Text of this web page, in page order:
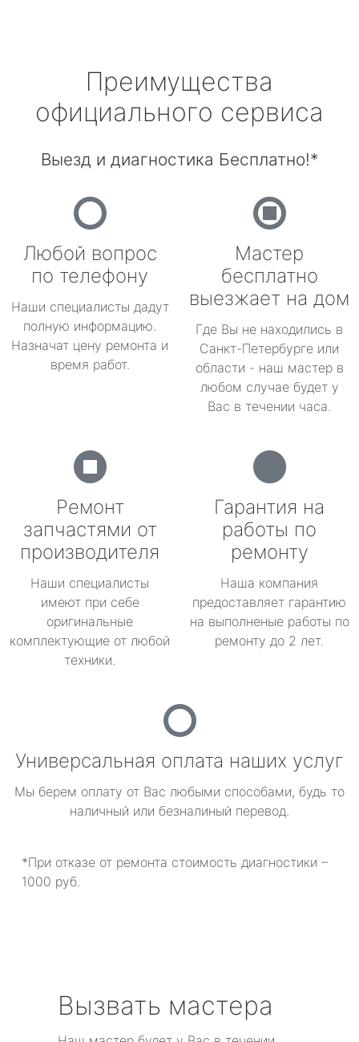
Преимущества
официального сервиса
Выезд и диагностика Бесплатно!*
Любой вопрос
по телефону
Наши специалисты дадут
полную информацию.
Назначат цену ремонта и
время работ.
Мастер
бесплатно
выезжает на дом
Где Вы не находились в
Санкт-Петербурге или
области - наш мастер в
любом случае будет у
Вас в течении часа.
Ремонт
запчастями от
производителя
Наши специалисты
имеют при себе
оригинальные
комплектующие от любой
техники.
Гарантия на
работы по
ремонту
Наша компания
предоставляет гарантию
на выполненые работы по
ремонту до 2 лет.
Универсальная оплата наших услуг
Мы берем оплату от Вас любыми способами, будь то
наличный или безналиный перевод.
*При отказе от ремонта стоимость диагностики –
1000 руб.
Вызвать мастера